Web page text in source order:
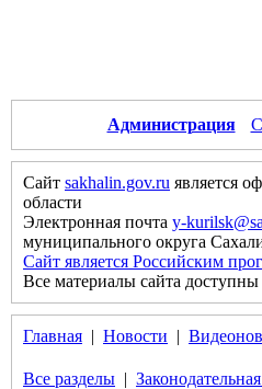
Администрация
Сайт sakhalin.gov.ru является
области
Электронная почта y-
муниципального округа
Сайт является Российским
Все материалы сайта
Главная | Новости |
Все разделы |